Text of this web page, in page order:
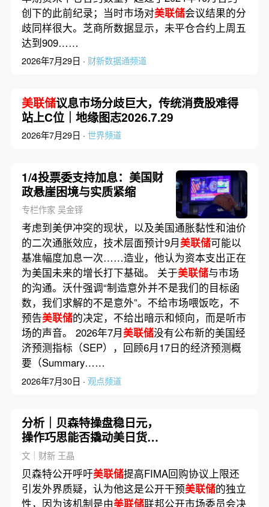
创下的此前纪录；当时市场对美联储会议结果的分
歧同样很大。芝商所数据显示，未平仓合约上周五
达到909……
2026年7月29日 · 财新数据通频道
美联储议息市场分歧巨大，传统消费股难得
站上C位｜地缘图志2026.7.29
2026年7月29日 · 世界频道
1/4投票委支持加息：美国财
政悬崖困境与实质紧缩
专栏作家 吴金铎
考虑到美伊冲突的现状，以及美国通胀黏性和油价
的二次通胀效应，技术层面预计9月美联储可能以
基准幅度加息一次……造业，他认为资本支出正在
为美国未来的增长打下基础。 关于美联储与市场
的沟通。沃什强调“制造意外并不是我们的目标函
数，我们求解的不是意外”。不给市场喂饭吃，不
预告美联储的决定，不给出暗示和倾向，而是听市
场的声音。 2026年7月美联储没有公布新的美国经
济预测指标（SEP），回顾6月17日的经济预测概
要（Summary……
2026年7月30日 · 观点频道
分析｜贝森特操盘稳日元，
操作巧思能否撬动美日货币
基本面
文｜财新 王晶
贝森特公开呼吁美联储提高FIMA回购协议上限还
引发外界质疑，认为他这是公开干预美联储的独立
性，因为该机制是由美联储联邦公开市场委员会决